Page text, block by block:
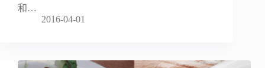
和…
2016-04-01